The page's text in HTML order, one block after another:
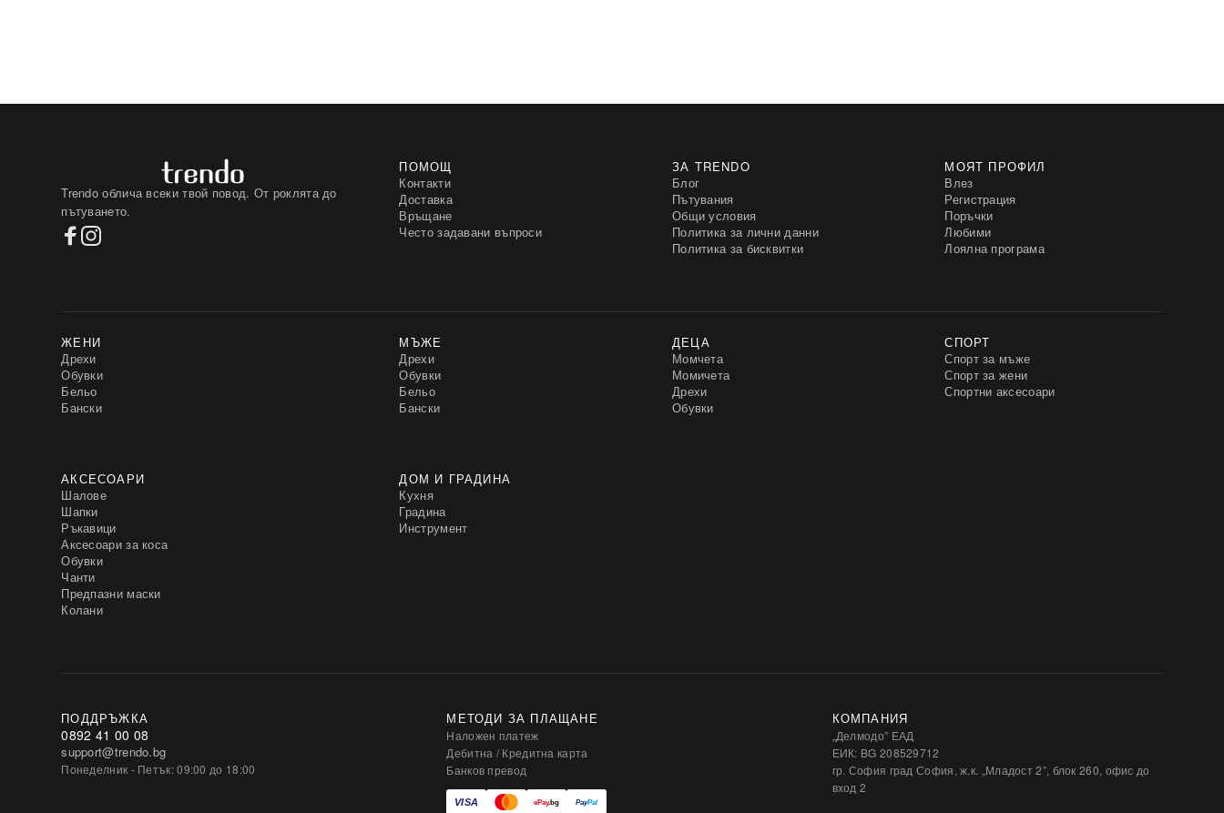
Trendo облича всеки твой повод. От роклята до
пътуването.
ПОМОЩ
Контакти
Доставка
Връщане
Често задавани въпроси
ЗА TRENDO
Блог
Пътувания
Общи условия
Политика за лични данни
Политика за бисквитки
МОЯТ ПРОФИЛ
Влез
Регистрация
Поръчки
Любими
Лоялна програма
ЖЕНИ
Дрехи
Обувки
Бельо
Бански
МЪЖЕ
Дрехи
Обувки
Бельо
Бански
ДЕЦА
Момчета
Момичета
Дрехи
Обувки
СПОРТ
Спорт за мъже
Спорт за жени
Спортни аксесоари
АКСЕСОАРИ
Шалове
Шапки
Ръкавици
Аксесоари за коса
Обувки
Чанти
Предпазни маски
Колани
ДОМ И ГРАДИНА
Кухня
Градина
Инструмент
ПОДДРЪЖКА
0892 41 00 08
support@trendo.bg
Понеделник - Петък: 09:00 до 18:00
МЕТОДИ ЗА ПЛАЩАНЕ
Наложен платеж
Дебитна / Кредитна карта
Банков превод
КОМПАНИЯ
„Делмодо” ЕАД
ЕИК: BG 208529712
гр. София град София, ж.к. „Младост 2”, блок 260, офис до
вход 2